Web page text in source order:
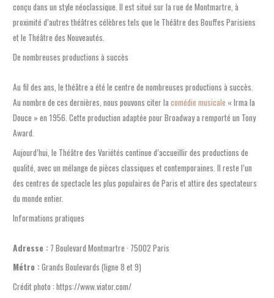
conçu dans un style néoclassique. Il est situé sur la rue de Montmartre, à
proximité d’autres théâtres célèbres tels que le Théâtre des Bouffes Parisiens
et le Théâtre des Nouveautés.
De nombreuses productions à succès
Au fil des ans, le théâtre a été le centre de nombreuses productions à succès.
Au nombre de ces dernières, nous pouvons citer lacomédie musicale « Irma la
Douce » en 1956. Cette production adaptée pour Broadway a remporté un Tony
Award.
Aujourd’hui, le Théâtre des Variétés continue d’accueillir des productions de
qualité, avec un mélange de pièces classiques et contemporaines. Il reste l’un
des centres de spectacle les plus populaires de Paris et attire des spectateurs
du monde entier.
Informations pratiques
Adresse : 7 Boulevard Montmartre · 75002 Paris
Métro :Grands Boulevards (ligne 8 et 9)
Crédit photo : https://www.viator.com/